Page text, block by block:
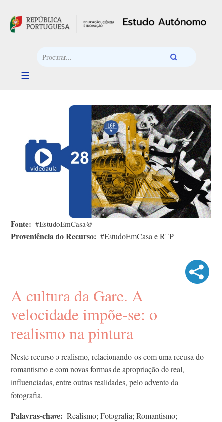
Fonte #EstudoEmCasa@
Proveniência do Recurso #EstudoEmCasa e RTP
A cultura da Gare. A
velocidade impõe-se: o
realismo na pintura
Neste recurso o realismo, relacionando-os com uma recusa do
romantismo e com novas formas de apropriação do real,
influenciadas, entre outras realidades, pelo advento da
fotografia.
Palavras-chave
Realismo; Fotografia; Romantismo;